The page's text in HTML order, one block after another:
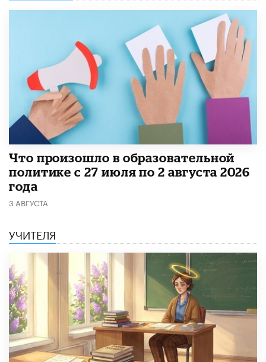
​Что произошло в образовательной
политике с 27 июля по 2 августа 2026
года
3 АВГУСТА
УЧИТЕЛЯ